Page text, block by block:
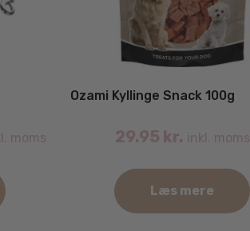
moms
Ozami Kyllinge Snack 100g
29.95 kr. inkl. moms
Læs mere